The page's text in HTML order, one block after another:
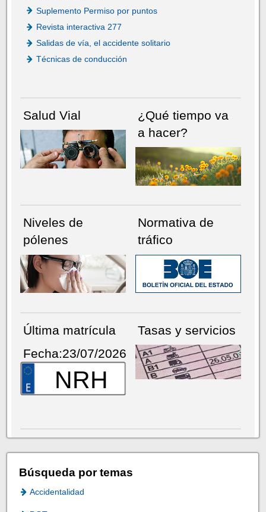
Suplemento Permiso por puntos
Revista interactiva 277
Salidas de vía, el accidente solitario
Técnicas de conducción
Salud Vial
¿Qué tiempo va
a hacer?
Niveles de
pólenes
Normativa de
tráfico
Última matrícula
Fecha:23/07/2026
NRH
Tasas y servicios
Búsqueda por temas
Accidentalidad